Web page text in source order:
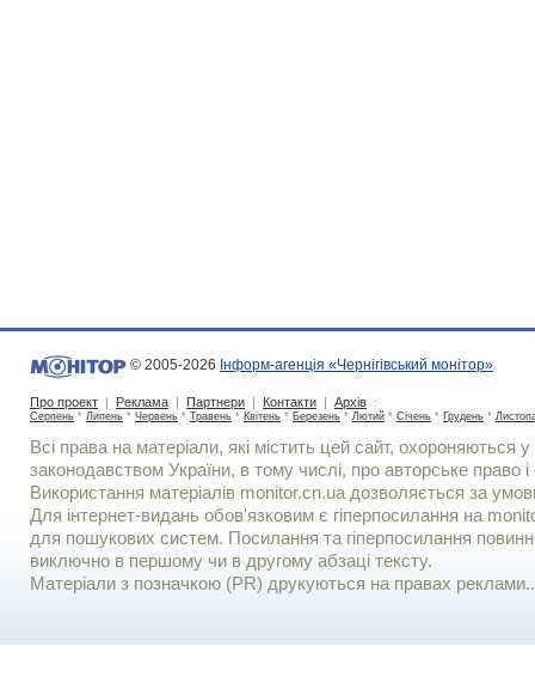
© 2005-2026 Інформ-агенція «Чернігівський монітор»
Про проект | Реклама | Партнери | Контакти | Архів :
Серпень * Липень * Червень * Травень * Квітень * Березень * Лютий * Січень * Грудень *
Всі права на матеріали, які містить цей сайт, охороняються у
законодавством України, в тому числі, про авторське право і
Використання матерiалiв monitor.cn.ua дозволяється за
Для iнтернет-видань обов'язковим є гiперпосилання на
для пошукових систем. Посилання та гіперпосилання
виключно в першому чи в другому абзаці тексту.
Матеріали з позначкою (PR) друкуються на правах реклами..